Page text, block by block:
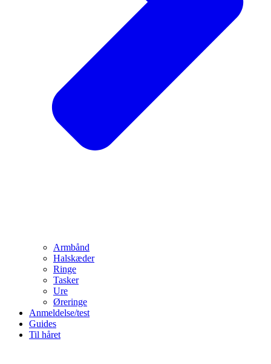
Armbånd
Halskæder
Ringe
Tasker
Ure
Øreringe
Anmeldelse/test
Guides
Til håret